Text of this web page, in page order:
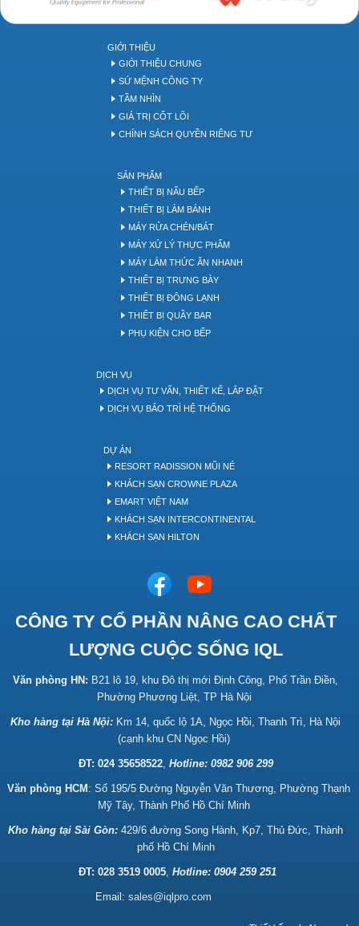
GIỚI THIỆU
GIỚI THIỆU CHUNG
SỨ MỆNH CÔNG TY
TẦM NHÌN
GIÁ TRỊ CỐT LÕI
CHÍNH SÁCH QUYỀN RIÊNG TƯ
SẢN PHẨM
THIẾT BỊ NẤU BẾP
THIẾT BỊ LÀM BÁNH
MÁY RỬA CHÉN/BÁT
MÁY XỬ LÝ THỰC PHẨM
MÁY LÀM THỨC ĂN NHANH
THIẾT BỊ TRƯNG BÀY
THIẾT BỊ ĐÔNG LẠNH
THIẾT BỊ QUẦY BAR
PHỤ KIỆN CHO BẾP
DỊCH VỤ
DỊCH VỤ TƯ VẤN, THIẾT KẾ, LẮP ĐẶT
DỊCH VỤ BẢO TRÌ HỆ THỐNG
DỰ ÁN
RESORT RADISSION MŨI NÉ
KHÁCH SẠN CROWNE PLAZA
EMART VIỆT NAM
KHÁCH SẠN INTERCONTINENTAL
KHÁCH SẠN HILTON
CÔNG TY CỔ PHẦN NÂNG CAO CHẤT
LƯỢNG CUỘC SỐNG IQL
Văn phòng HN: B21 lô 19, khu Đô thị mới Định Công, Phố Trần Điền,
Phường Phương Liệt, TP Hà Nội
Kho hàng tại Hà Nội: Km 14, quốc lộ 1A, Ngọc Hồi, Thanh Trì, Hà Nội
(cạnh khu CN Ngọc Hồi)
ĐT: 024 35658522, Hotline: 0982 906 299
Văn phòng HCM : Số 195/5 Đường Nguyễn Văn Thương, Phường Thạnh
Mỹ Tây, Thành Phố Hồ Chí Minh
Kho hàng tại Sài Gòn: 429/6 đường Song Hành, Kp7, Thủ Đức, Thành
phố Hồ Chí Minh
ĐT: 028 3519 0005, Hotline: 0904 259 251
Email: sales@iqlpro.com